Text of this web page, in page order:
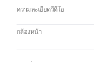
ความละเอียดวีดีโอ
กล้องหน้า